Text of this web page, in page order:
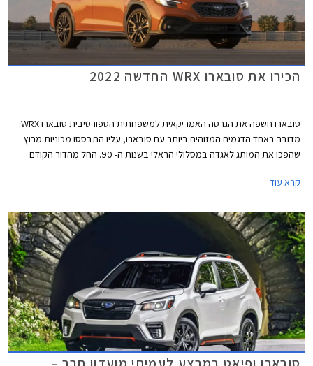
הכירו את סובארו WRX החדשה 2022
סובארו חשפה את הגרסה האמריקאית למשפחתית הספורטיבית סובארו WRX.
מדובר באחד הדגמים המזוהים ביותר עם סובארו, עליו התבססו מכוניות מרוץ
שהפכו את המותג לאגדה במסלולי הראלי בשנות ה- 90. החל מהדור הקודם
ומתחדש גם במראה חדש לחלוטין שאינו זהה לסובארו אימפרזה הנוכחית.
קרא עוד